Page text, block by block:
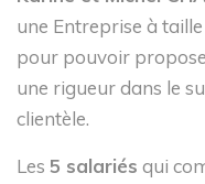
une Entreprise à
pour pouvoir
une rigueur dans le
clientèle.
Les 5 salariés qui